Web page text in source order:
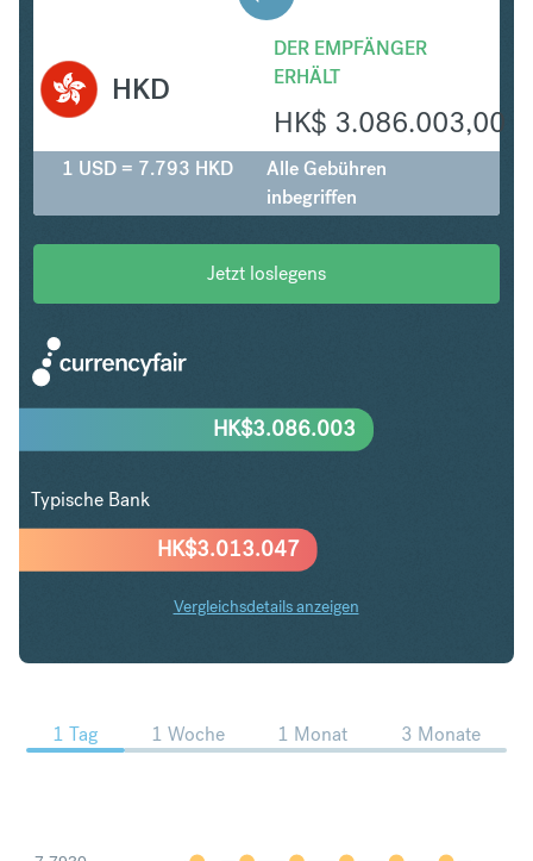
DER EMPFÄNGER
ERHÄLT
HK$ 3.086.003,00
HKD
1 USD = 7.793 HKD
Alle Gebühren
inbegriffen
Jetzt loslegens
HK$3.013.047
HK$3.086.003
Typische Bank
Vergleichsdetails anzeigen
USD in HKD Trends
1 Tag 1 Woche 1 Monat 3 Monate